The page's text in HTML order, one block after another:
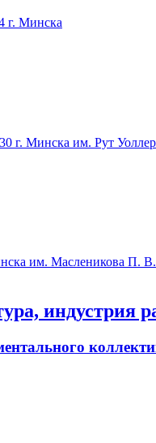
г. Минска
г. Минска им. Рут Уоллер
им. Масленикова П. В.
индустрия